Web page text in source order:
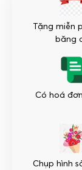
lượng
Tặng miễn
băng
Có hoá
Chụp hình